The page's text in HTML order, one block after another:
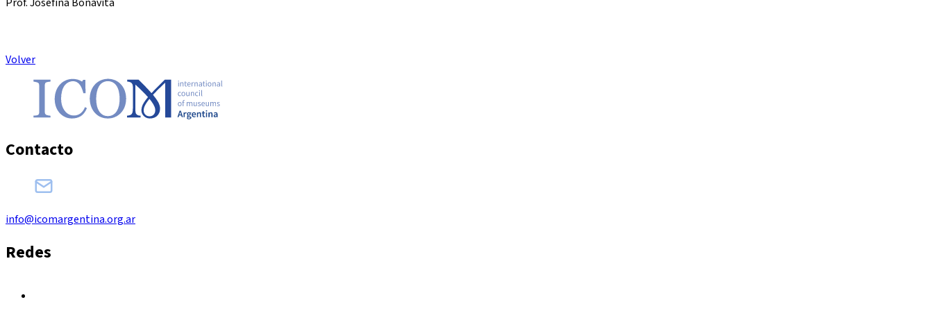
Volver
Contacto
info@icomargentina.org.ar
Redes